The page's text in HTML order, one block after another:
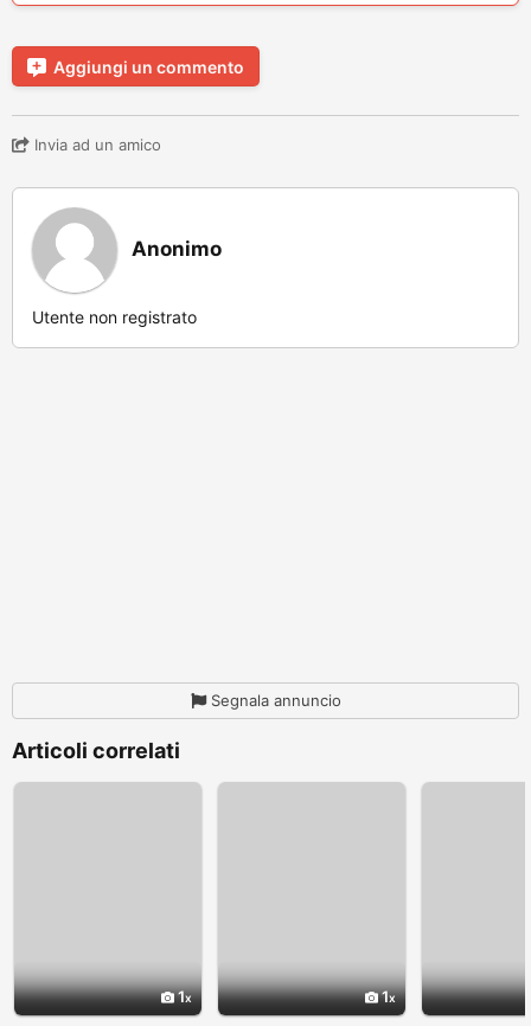
Aggiungi un commento
Invia ad un amico
Anonimo
Utente non registrato
Segnala annuncio
Articoli correlati
1 1